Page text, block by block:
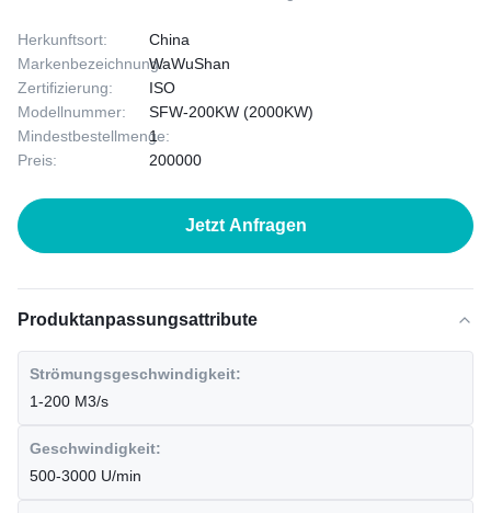
Herkunftsort:
China
Markenbezeichnung:WaWuShan
Zertifizierung:
ISO
Modellnummer:
SFW-200KW (2000KW)
Mindestbestellmenge:
1
Preis:
200000
Jetzt Anfragen
Produktanpassungsattribute
Strömungsgeschwindigkeit:
1-200 M3/s
Geschwindigkeit:
500-3000 U/min